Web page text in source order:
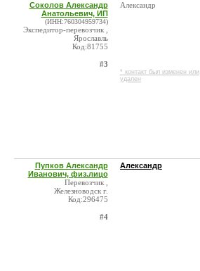
Соколов Александр
Анатольевич, ИП
(ИНН:760304959734)
Экспедитор-перевозчик ,
Ярославль
Код:81755
#3
Александр
* контакт был изменен или
удален
Пупков Александр
Иванович, физ.лицо
Перевозчик ,
Железноводск г.
Код:296475
#4
Александр